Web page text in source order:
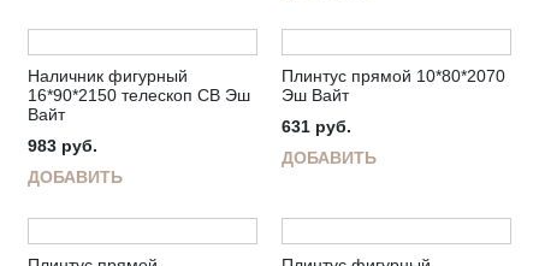
Наличник фигурный
16*90*2150 телескоп СВ Эш
Вайт
983 руб.
ДОБАВИТЬ
Плинтус прямой 10*80*2070
Эш Вайт
631 руб.
ДОБАВИТЬ